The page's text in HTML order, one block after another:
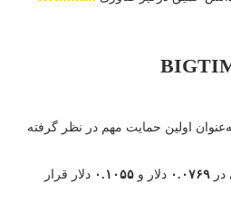
اولین حمایت مهم در نظر گرفته
۰.۰۷۶۹ دلار و ۰.۱۰۵۵ دلار قرار